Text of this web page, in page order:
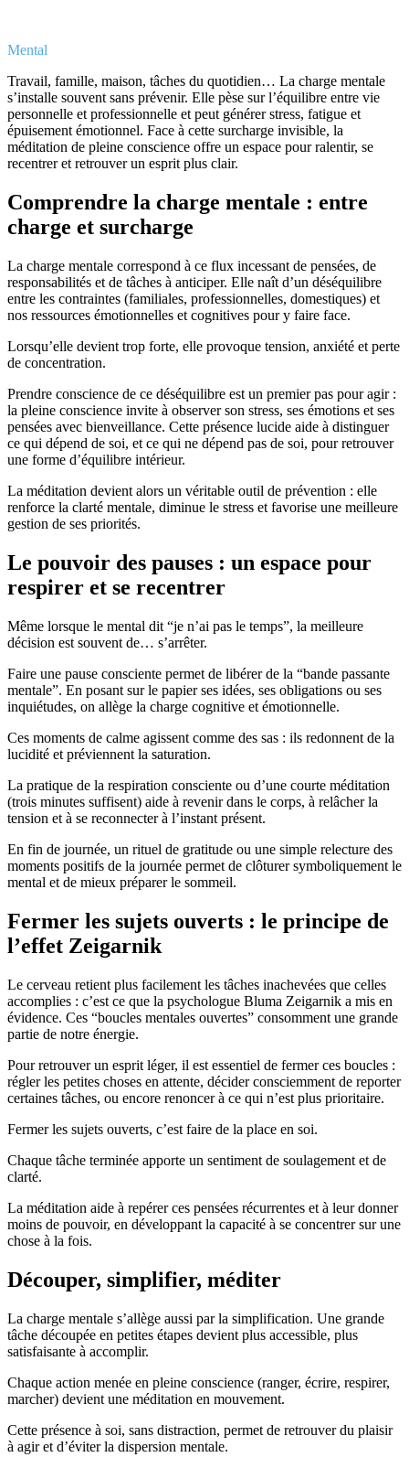
Mental
Travail, famille, maison, tâches du quotidien… La charge mentale
s’installe souvent sans prévenir. Elle pèse sur l’équilibre entre vie
personnelle et professionnelle et peut générer stress, fatigue et
épuisement émotionnel. Face à cette surcharge invisible, la
méditation de pleine conscience offre un espace pour ralentir, se
recentrer et retrouver un esprit plus clair.
Comprendre la charge mentale : entre
charge et surcharge
La charge mentale correspond à ce flux incessant de pensées, de
responsabilités et de tâches à anticiper. Elle naît d’un déséquilibre
entre les contraintes (familiales, professionnelles, domestiques) et
nos ressources émotionnelles et cognitives pour y faire face.
Lorsqu’elle devient trop forte, elle provoque tension, anxiété et perte
de concentration.
Prendre conscience de ce déséquilibre est un premier pas pour agir :
la pleine conscience invite à observer son stress, ses émotions et ses
pensées avec bienveillance. Cette présence lucide aide à distinguer
ce qui dépend de soi, et ce qui ne dépend pas de soi, pour retrouver
une forme d’équilibre intérieur.
La méditation devient alors un véritable outil de prévention : elle
renforce la clarté mentale, diminue le stress et favorise une meilleure
gestion de ses priorités.
Le pouvoir des pauses : un espace pour
respirer et se recentrer
Même lorsque le mental dit “je n’ai pas le temps”, la meilleure
décision est souvent de… s’arrêter.
Faire une pause consciente permet de libérer de la “bande passante
mentale”. En posant sur le papier ses idées, ses obligations ou ses
inquiétudes, on allège la charge cognitive et émotionnelle.
Ces moments de calme agissent comme des sas : ils redonnent de la
lucidité et préviennent la saturation.
La pratique de la respiration consciente ou d’une courte méditation
(trois minutes suffisent) aide à revenir dans le corps, à relâcher la
tension et à se reconnecter à l’instant présent.
En fin de journée, un rituel de gratitude ou une simple relecture des
moments positifs de la journée permet de clôturer symboliquement le
mental et de mieux préparer le sommeil.
Fermer les sujets ouverts : le principe de
l’effet Zeigarnik
Le cerveau retient plus facilement les tâches inachevées que celles
accomplies : c’est ce que la psychologue Bluma Zeigarnik a mis en
évidence. Ces “boucles mentales ouvertes” consomment une grande
partie de notre énergie.
Pour retrouver un esprit léger, il est essentiel de fermer ces boucles :
régler les petites choses en attente, décider consciemment de reporter
certaines tâches, ou encore renoncer à ce qui n’est plus prioritaire.
Fermer les sujets ouverts, c’est faire de la place en soi.
Chaque tâche terminée apporte un sentiment de soulagement et de
clarté.
La méditation aide à repérer ces pensées récurrentes et à leur donner
moins de pouvoir, en développant la capacité à se concentrer sur une
chose à la fois.
Découper, simplifier, méditer
La charge mentale s’allège aussi par la simplification. Une grande
tâche découpée en petites étapes devient plus accessible, plus
satisfaisante à accomplir.
Chaque action menée en pleine conscience (ranger, écrire, respirer,
marcher) devient une méditation en mouvement.
Cette présence à soi, sans distraction, permet de retrouver du plaisir
à agir et d’éviter la dispersion mentale.